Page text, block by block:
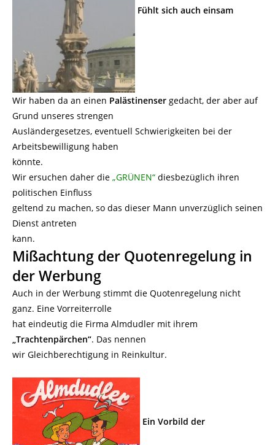
Fühlt sich auch einsam
Wir haben da an einen Palästinenser gedacht, der aber auf
Grund unseres strengen
Ausländergesetzes, eventuell Schwierigkeiten bei der
Arbeitsbewilligung haben
könnte.
Wir ersuchen daher die „GRÜNEN“ diesbezüglich ihren
politischen Einfluss
geltend zu machen, so das dieser Mann unverzüglich seinen
Dienst antreten
kann.
Mißachtung der Quotenregelung in
der Werbung
Auch in der Werbung stimmt die Quotenregelung nicht
ganz. Eine Vorreiterrolle
hat eindeutig die Firma Almdudler mit ihrem
„Trachtenpärchen“. Das nennen
wir Gleichberechtigung in Reinkultur.
Ein Vorbild der